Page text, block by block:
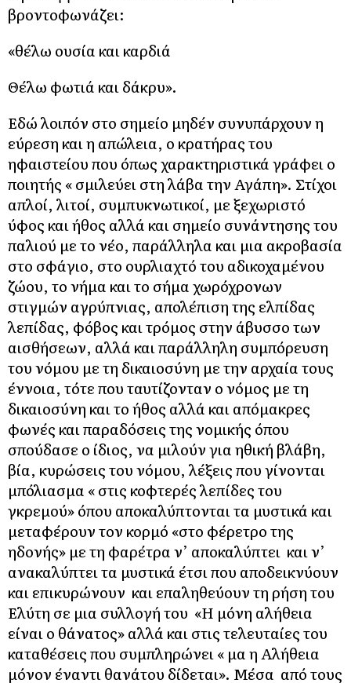
βροντοφωνάζει:
«θέλω ουσία και καρδιά
Θέλω φωτιά και δάκρυ».
Εδώ λοιπόν στο σημείο μηδέν συνυπάρχουν η
εύρεση και η απώλεια, ο κρατήρας του
ηφαιστείου που όπως χαρακτηριστικά γράφει ο
ποιητής « σμιλεύει στη λάβα την Αγάπη». Στίχοι
απλοί, λιτοί, συμπυκνωτικοί, με ξεχωριστό
ύφος και ήθος αλλά και σημείο συνάντησης του
παλιού με το νέο, παράλληλα και μια ακροβασία
στο σφάγιο, στο ουρλιαχτό του αδικοχαμένου
ζώου, το νήμα και το σήμα χωρόχρονων
στιγμών αγρύπνιας, απολέπιση της ελπίδας
λεπίδας, φόβος και τρόμος στην άβυσσο των
αισθήσεων, αλλά και παράλληλη συμπόρευση
του νόμου με τη δικαιοσύνη με την αρχαία τους
έννοια, τότε που ταυτίζονταν ο νόμος με τη
δικαιοσύνη και το ήθος αλλά και απόμακρες
φωνές και παραδόσεις της νομικής όπου
σπούδασε ο ίδιος, να μιλούν για ηθική βλάβη,
βία, κυρώσεις του νόμου, λέξεις που γίνονται
μπόλιασμα « στις κοφτερές λεπίδες του
γκρεμού» όπου αποκαλύπτονται τα μυστικά και
μεταφέρουν τον κορμό «στο φέρετρο της
ηδονής» με τη φαρέτρα ν’ αποκαλύπτει και ν’
ανακαλύπτει τα μυστικά έτσι που αποδεικνύουν
και επικυρώνουν και επαληθεύουν τη ρήση του
Ελύτη σε μια συλλογή του «Η μόνη αλήθεια
είναι ο θάνατος» αλλά και στις τελευταίες του
καταθέσεις που συμπληρώνει « μα η Αλήθεια
μόνον έναντι θανάτου δίδεται». Μέσα από τους